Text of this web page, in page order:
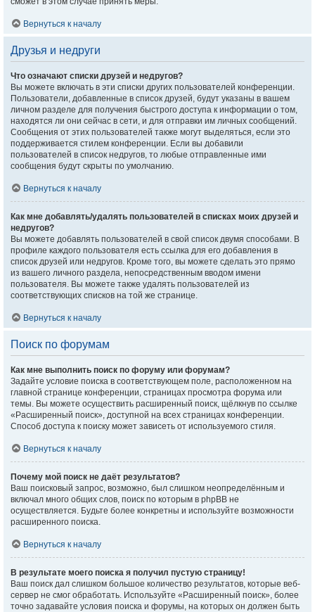
Вернуться к началу
Друзья и недруги
Что означают списки друзей и недругов?
Вы можете включать в эти списки других пользователей конференции.
Пользователи, добавленные в список друзей, будут указаны в вашем
личном разделе для получения быстрого доступа к информации о том,
находятся ли они сейчас в сети, и для отправки им личных сообщений.
Сообщения от этих пользователей также могут выделяться, если это
поддерживается стилем конференции. Если вы добавили
пользователей в список недругов, то любые отправленные ими
сообщения будут скрыты по умолчанию.
Вернуться к началу
Как мне добавлять/удалять пользователей в списках моих друзей и
недругов?
Вы можете добавлять пользователей в свой список двумя способами. В
профиле каждого пользователя есть ссылка для его добавления в
список друзей или недругов. Кроме того, вы можете сделать это прямо
из вашего личного раздела, непосредственным вводом имени
пользователя. Вы можете также удалять пользователей из
соответствующих списков на той же странице.
Вернуться к началу
Поиск по форумам
Как мне выполнить поиск по форуму или форумам?
Задайте условие поиска в соответствующем поле, расположенном на
главной странице конференции, страницах просмотра форума или
темы. Вы можете осуществить расширенный поиск, щёлкнув по ссылке
«Расширенный поиск», доступной на всех страницах конференции.
Способ доступа к поиску может зависеть от используемого стиля.
Вернуться к началу
Почему мой поиск не даёт результатов?
Ваш поисковый запрос, возможно, был слишком неопределённым и
включал много общих слов, поиск по которым в phpBB не
осуществляется. Будьте более конкретны и используйте возможности
расширенного поиска.
Вернуться к началу
В результате моего поиска я получил пустую страницу!
Ваш поиск дал слишком большое количество результатов, которые веб-
сервер не смог обработать. Используйте «Расширенный поиск», более
точно задавайте условия поиска и форумы, на которых он должен быть